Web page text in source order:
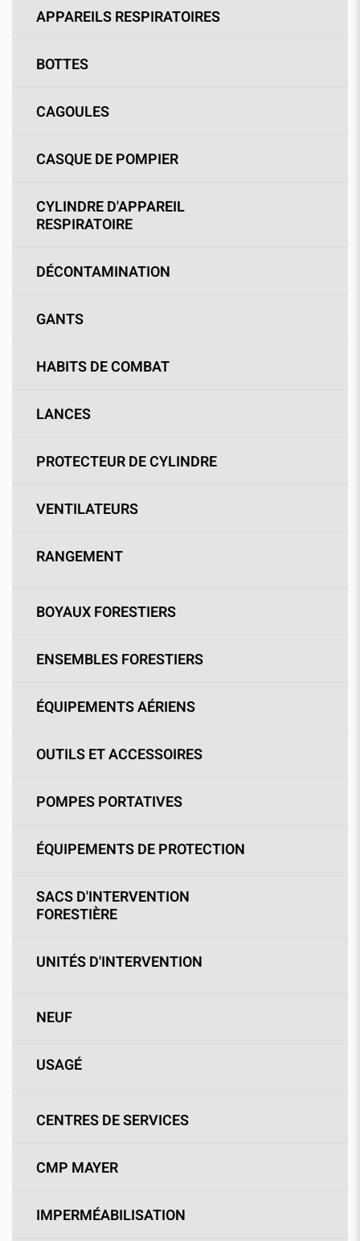
APPAREILS RESPIRATOIRES
BOTTES
CAGOULES
CASQUE DE POMPIER
CYLINDRE D'APPAREIL
RESPIRATOIRE
DÉCONTAMINATION
GANTS
HABITS DE COMBAT
LANCES
PROTECTEUR DE CYLINDRE
VENTILATEURS
RANGEMENT
BOYAUX FORESTIERS
ENSEMBLES FORESTIERS
ÉQUIPEMENTS AÉRIENS
OUTILS ET ACCESSOIRES
POMPES PORTATIVES
ÉQUIPEMENTS DE PROTECTION
SACS D'INTERVENTION
FORESTIÈRE
UNITÉS D'INTERVENTION
NEUF
USAGÉ
CENTRES DE SERVICES
CMP MAYER
IMPERMÉABILISATION